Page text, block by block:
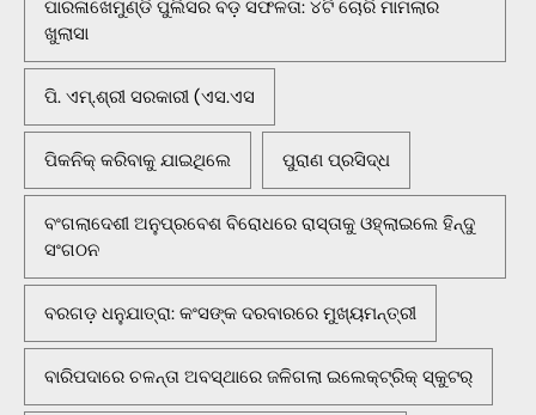
ପାରଳାଖେମୁଣ୍ଡି ପୁଲିସର ବଡ଼ ସଫଳତା: ୪ଟି ଚୋରି ମାମଲାର
ଖୁଲାସା
ପି. ଏମ୍.ଶ୍ରୀ ସରକାରୀ (ଏସ.ଏସ
ପିକନିକ୍‌ କରିବାକୁ ଯାଇଥିଲେ ପୁରାଣ ପ୍ରସିଦ୍ଧ
ବଂଗଲାଦେଶୀ ଅନୁପ୍ରବେଶ ବିରୋଧରେ ରାସ୍ତାକୁ ଓହ୍ଲାଇଲେ ହିନ୍ଦୁ
ସଂଗଠନ
ବରଗଡ଼ ଧନୁଯାତ୍ରା: କଂସଙ୍କ ଦରବାରରେ ମୁଖ୍ୟମନ୍ତ୍ରୀ
ବାରିପଦାରେ ଚଳନ୍ତା ଅବସ୍ଥାରେ ଜଳିଗଲା ଇଲେକ୍ଟ୍ରିକ୍ ସ୍କୁଟର୍